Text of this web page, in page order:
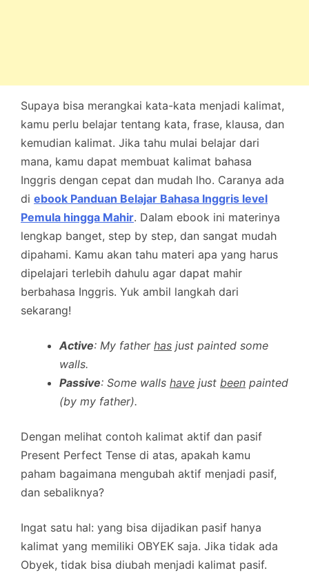
Supaya bisa merangkai kata-kata menjadi kalimat,
kamu perlu belajar tentang kata, frase, klausa, dan
kemudian kalimat. Jika tahu mulai belajar dari
mana, kamu dapat membuat kalimat bahasa
Inggris dengan cepat dan mudah lho. Caranya ada
di ebook Panduan Belajar Bahasa Inggris level
Pemula hingga Mahir. Dalam ebook ini materinya
lengkap banget, step by step, dan sangat mudah
dipahami. Kamu akan tahu materi apa yang harus
dipelajari terlebih dahulu agar dapat mahir
berbahasa Inggris. Yuk ambil langkah dari
sekarang!
Active: My father has just painted some
walls.
Passive: Some walls have just been painted
(by my father).
Dengan melihat contoh kalimat aktif dan pasif
Present Perfect Tense di atas, apakah kamu
paham bagaimana mengubah aktif menjadi pasif,
dan sebaliknya?
Ingat satu hal: yang bisa dijadikan pasif hanya
kalimat yang memiliki OBYEK saja. Jika tidak ada
Obyek, tidak bisa diubah menjadi kalimat pasif.